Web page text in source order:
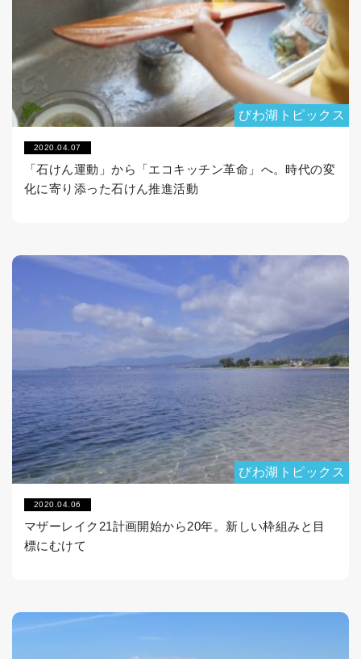
びわ湖トピックス
2020.04.07
「石けん運動」から「エコキッチン革命」へ。時代の変
化に寄り添った石けん推進活動
びわ湖トピックス
2020.04.06
マザーレイク21計画開始から20年。新しい枠組みと目
標にむけて